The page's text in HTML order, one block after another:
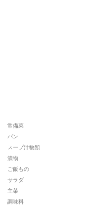
常備菜
パン
スープ汁物類
漬物
ご飯もの
サラダ
主菜
調味料